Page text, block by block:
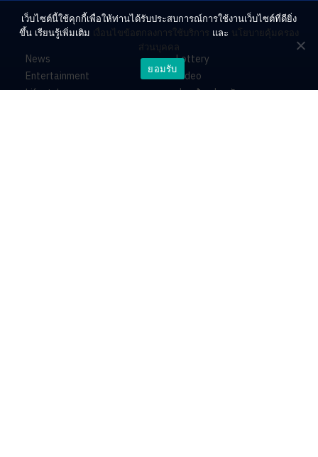
News
Entertainment
Lifestyle
Lottery
Video
ร่วมด้วยช่วยกัน
เว็บไซต์นี้ใช้คุกกี้เพื่อให้ท่านได้รับประสบการณ์การใช้งานเว็บไซต์ที่ดียิ่ง
ขึ้น เรียนรู้เพิ่มเติม เงื่อนไขข้อตกลงการใช้บริการ และ นโยบายคุ้มครอง
ส่วนบุคคล
ยอมรับ